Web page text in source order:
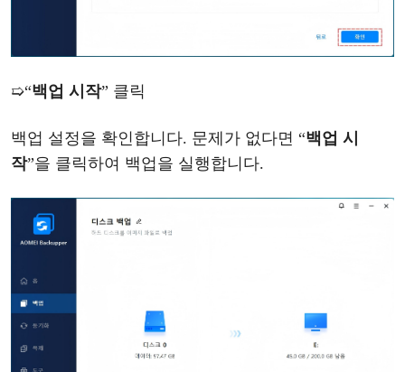
➯“백업 시작” 클릭
백업 설정을 확인합니다. 문제가 없다면 “백업 시
작”을 클릭하여 백업을 실행합니다.